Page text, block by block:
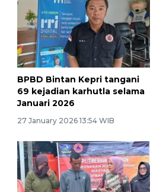
BPBD Bintan Kepri tangani
69 kejadian karhutla selama
Januari 2026
27 January 2026 13:54 WIB